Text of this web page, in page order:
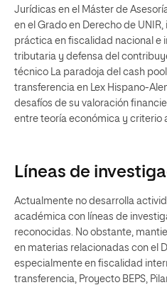
Jurídicas en el Máster de
en el Grado en Derecho de
práctica en fiscalidad nacional e
tributaria y defensa del
técnico La paradoja del cash
transferencia en Lex Hispano-
desafíos de su valoración
entre teoría económica y criterio
Líneas de
Actualmente no desarrolla
académica con líneas de
reconocidas. No obstante,
en materias relacionadas con el
especialmente en fiscalidad
transferencia, Proyecto BEPS,